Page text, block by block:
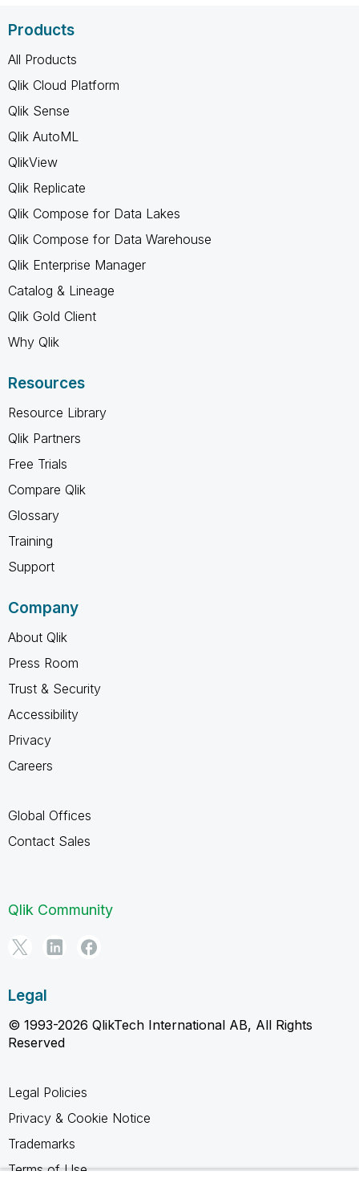
Products
All Products
Qlik Cloud Platform
Qlik Sense
Qlik AutoML
QlikView
Qlik Replicate
Qlik Compose for Data Lakes
Qlik Compose for Data Warehouse
Qlik Enterprise Manager
Catalog & Lineage
Qlik Gold Client
Why Qlik
Resources
Resource Library
Qlik Partners
Free Trials
Compare Qlik
Glossary
Training
Support
Company
About Qlik
Press Room
Trust & Security
Accessibility
Privacy
Careers
Global Offices
Contact Sales
Qlik Community
Legal
© 1993-2026 QlikTech International AB, All Rights
Reserved
Legal Policies
Privacy & Cookie Notice
Trademarks
Terms of Use